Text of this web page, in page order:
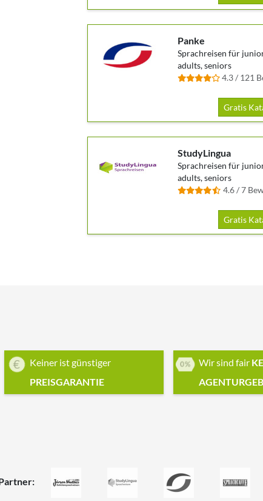
Panke
Sprachreisen für
adults, seniors
4.3 / 121
Gratis
StudyLingua
Sprachreisen für
adults, seniors
4.6 / 7
Gratis
Keiner ist günstiger
PREISGARANTIE
Wir sind fair